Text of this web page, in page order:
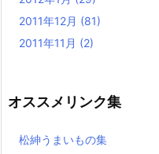
2011年12月 (81)
2011年11月 (2)
オススメリンク集
松紳うまいもの集